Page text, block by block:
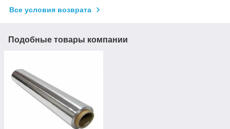
Все условия возврата
Подобные товары компании